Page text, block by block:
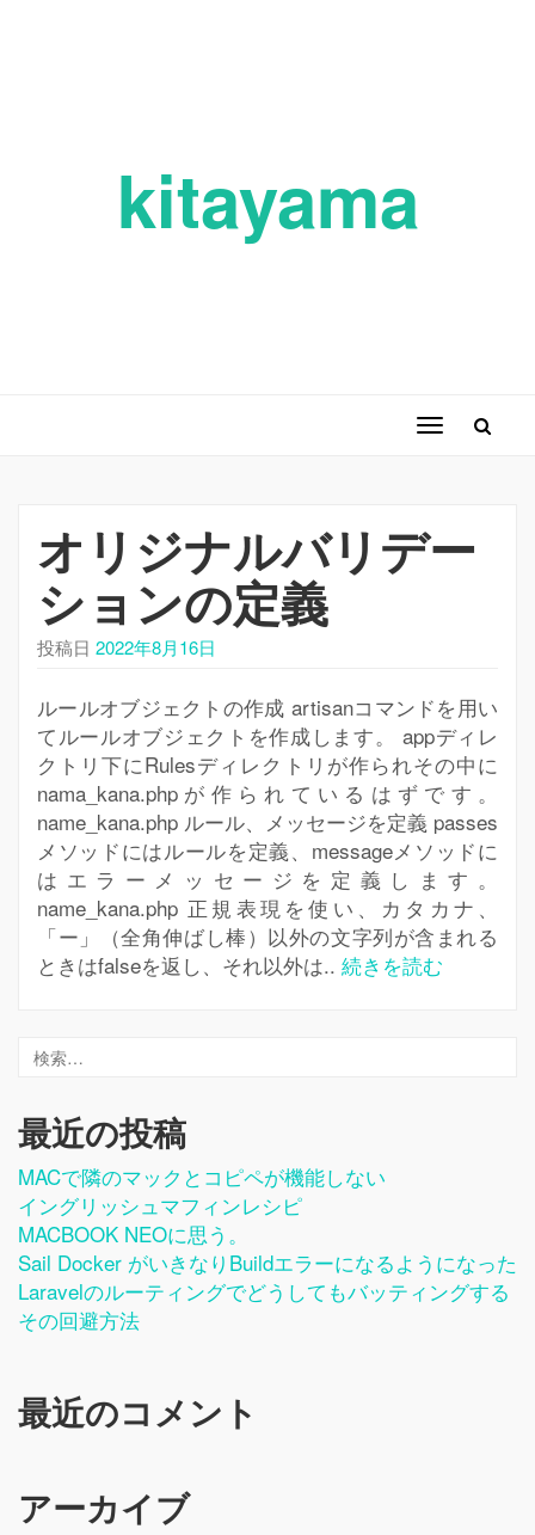
kitayama
ナ
シ
替
え
オリジナルバリデー
ションの定義
投稿日 2022年8月16日
ルールオブジェクトの作成 artisanコマンドを用い
てルールオブジェクトを作成します。 appディレ
クトリ下にRulesディレクトリが作られその中に
nama_kana.phpが作られているはずです。
name_kana.php ルール、メッセージを定義 passes
メソッドにはルールを定義、messageメソッドに
はエラーメッセージを定義します。
name_kana.php 正規表現を使い、カタカナ、
「ー」（全角伸ばし棒）以外の文字列が含まれる
ときはfalseを返し、それ以外は.. 続きを読む
最近の投稿
MACで隣のマックとコピペが機能しない
イングリッシュマフィンレシピ
MACBOOK NEOに思う。
Sail Docker がいきなりbuildエラーになるようになった
Laravelのルーティングでどうしてもバッティングする
その回避方法
最近のコメント
アーカイブ